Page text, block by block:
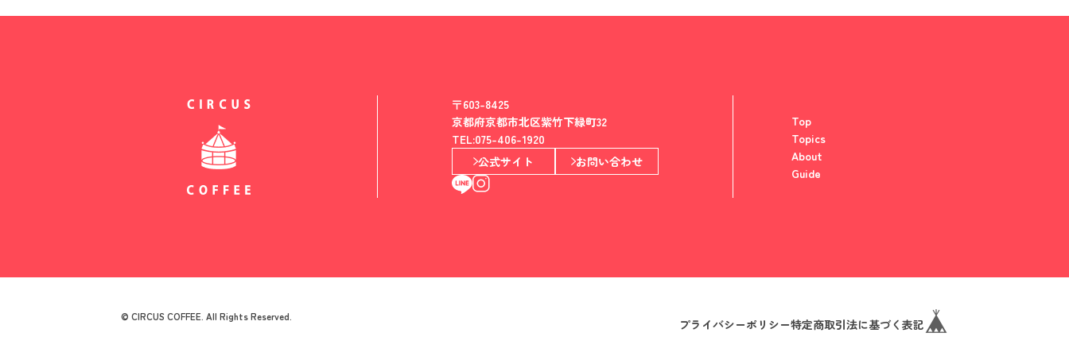
〒603-8425
京都府京都市北区紫竹下緑町32
TEL:075-406-1920
公式サイト
お問い合わせ
Top
Topics
About
Guide
© CIRCUS COFFEE. All Rights Reserved.
プライバシーポリシー特定商取引法に基づく表記